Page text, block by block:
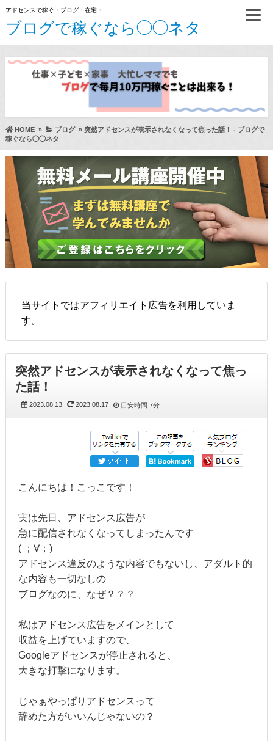
アドセンスで稼ぐ・ブログ・在宅・
ブログで稼ぐなら◯◯ネタ
HOME» ブログ» 突然アドセンスが表示されなくなって焦った話！ - ブログで
稼ぐなら◯◯ネタ
当サイトではアフィリエイト広告を利用していま
す。
突然アドセンスが表示されなくなって焦っ
た話！
2023.08.13 2023.08.17 目安時間 7分
こんにちは！こっこです！
実は先日、アドセンス広告が
急に配信されなくなってしまったんです
( ；∀；)
アドセンス違反のような内容でもないし、アダルト的
な内容も一切なしの
ブログなのに、なぜ？？？
私はアドセンス広告をメインとして
収益を上げていますので、
Googleアドセンスが停止されると、
大きな打撃になります。
じゃぁやっぱりアドセンスって
辞めた方がいいんじゃないの？